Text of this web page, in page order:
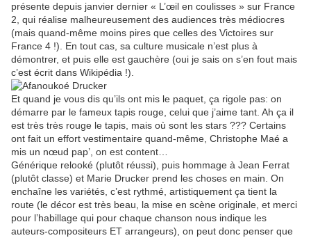
présente depuis janvier dernier « L’œil en coulisses » sur France
2, qui réalise malheureusement des audiences très médiocres
(mais quand-même moins pires que celles des Victoires sur
France 4 !). En tout cas, sa culture musicale n’est plus à
démontrer, et puis elle est gauchère (oui je sais on s’en fout mais
c’est écrit dans Wikipédia !).
Et quand je vous dis qu’ils ont mis le paquet, ça rigole pas: on
démarre par le fameux tapis rouge, celui que j’aime tant. Ah ça il
est très très rouge le tapis, mais où sont les stars ??? Certains
ont fait un effort vestimentaire quand-même, Christophe Maé a
mis un nœud pap’, on est content…
Générique relooké (plutôt réussi), puis hommage à Jean Ferrat
(plutôt classe) et Marie Drucker prend les choses en main. On
enchaîne les variétés, c’est rythmé, artistiquement ça tient la
route (le décor est très beau, la mise en scène originale, et merci
pour l’habillage qui pour chaque chanson nous indique les
auteurs-compositeurs ET arrangeurs), on peut donc penser que